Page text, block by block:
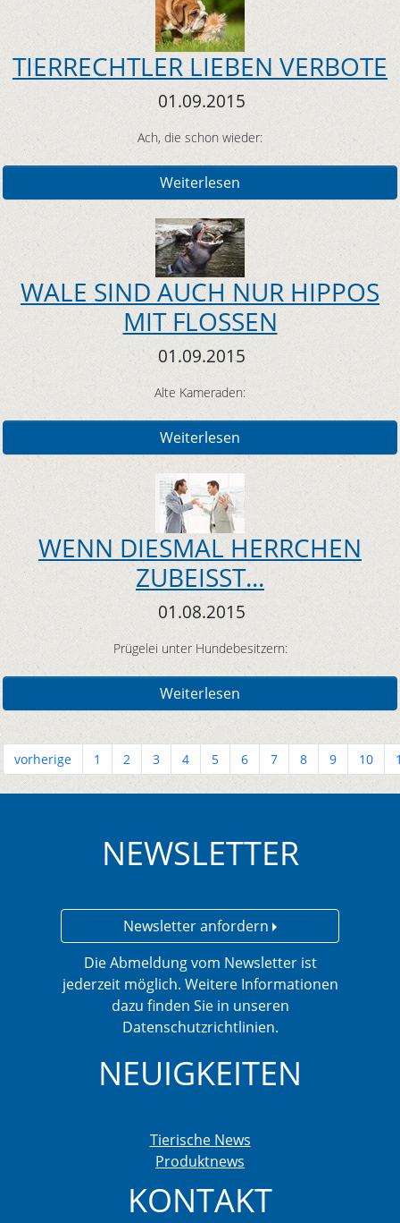
TIERRECHTLER LIEBEN VERBOTE
01.09.2015
Ach, die schon wieder:
Weiterlesen
WALE SIND AUCH NUR HIPPOS
MIT FLOSSEN
01.09.2015
Alte Kameraden:
Weiterlesen
WENN DIESMAL HERRCHEN
ZUBEISST...
01.08.2015
Prügelei unter Hundebesitzern:
Weiterlesen
vorherige 1 2 3 4 5 6 7 8 9 10
NEWSLETTER
Newsletter anfordern
Die Abmeldung vom Newsletter ist
jederzeit möglich. Weitere Informationen
dazu finden Sie in unseren
Datenschutzrichtlinien.
NEUIGKEITEN
Tierische News
Produktnews
KONTAKT